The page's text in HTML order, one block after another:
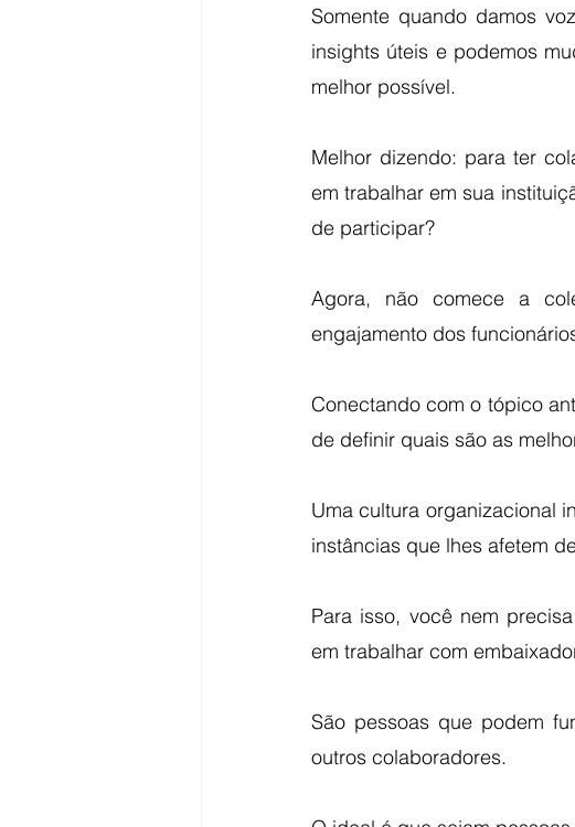
Somente quando damos
insights úteis e podemos
melhor possível.
Melhor dizendo: para ter
em trabalhar em sua
de participar?
Agora, não comece a
engajamento dos
Conectando com o tópico
de definir quais são as
Uma cultura organizacional
instâncias que lhes afetem
Para isso, você nem
em trabalhar com
São pessoas que podem
outros colaboradores.